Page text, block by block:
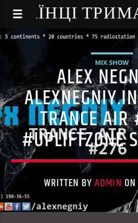
- УКРАЇНЦІ
MIX SHOW
ALEX
TRANCE
#UPLIFTZONE
WRITTEN BYADMIN